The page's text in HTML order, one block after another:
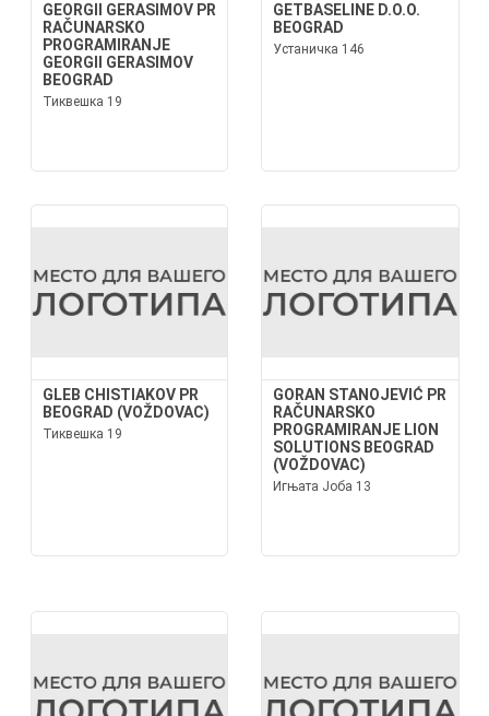
GEORGII GERASIMOV PR
RAČUNARSKO
PROGRAMIRANJE
GEORGII GERASIMOV
BEOGRAD
Тиквешка 19
GETBASELINE D.O.O.
BEOGRAD
Устаничка 146
GLEB CHISTIAKOV PR
BEOGRAD (VOŽDOVAC)
Тиквешка 19
GORAN STANOJEVIĆ PR
RAČUNARSKO
PROGRAMIRANJE LION
SOLUTIONS BEOGRAD
(VOŽDOVAC)
Игњата Јоба 13